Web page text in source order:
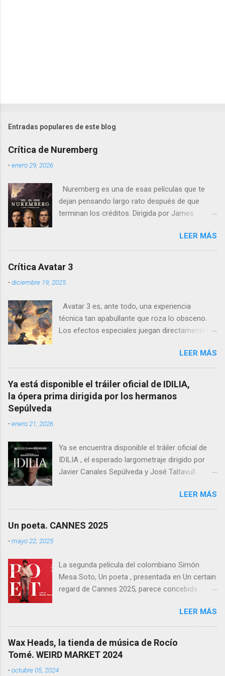
Entradas populares de este blog
Crítica de Nuremberg
-enero 29, 2026
Nuremberg es una de esas películas que te
dejan pensando largo rato después de que
terminan los créditos. Dirigida por James
psicológico se sumerge en los juicios de
Núremberg tras la Segunda Guerra Mundial ,
pero no se limita a recrear eventos judiciales.
entre un psiquiatra estadounidense y uno de
LEER MÁS
Crítica Avatar 3
-diciembre 19, 2025
Avatar 3 es, ante todo, una experiencia
técnica tan apabullante que roza lo obsceno.
Los efectos especiales juegan directamente en
otras películas, es que directamente parecen
inalcanzables para el resto del cine mundial
durante los próximos diez años. Todo es
perfecto, fluido, bello, imposible. Cameron
vuelve a demostrar que, si el cine fuera solo
LEER MÁS
Ya está disponible el tráiler oficial de IDILIA,
la ópera prima dirigida por los hermanos
Sepúlveda
-enero 21, 2026
Ya se encuentra disponible el tráiler oficial de
IDILIA , el esperado largometraje dirigido por
Javier Canales Sepúlveda y José Taltavull
próximo 27 de febrero . Tras un destacado
recorrido por festivales nacionales e
internacionales, la película se ha consolidado
LEER MÁS
Un poeta. CANNES 2025
-mayo 22, 2025
La segunda película del colombiano Simón
Mesa Soto, Un poeta , presentada en Un certain
regard de Cannes 2025, parece concebida
sobre la creación artística, la decadencia
masculina, y la supuesta trascendencia de la
poesía en un mundo que no la necesita. Sin
embargo, lo que podía haber sido un retrato
LEER MÁS
Wax Heads, la tienda de música de Rocío
Tomé. WEIRD MARKET 2024
-octubre 05, 2024